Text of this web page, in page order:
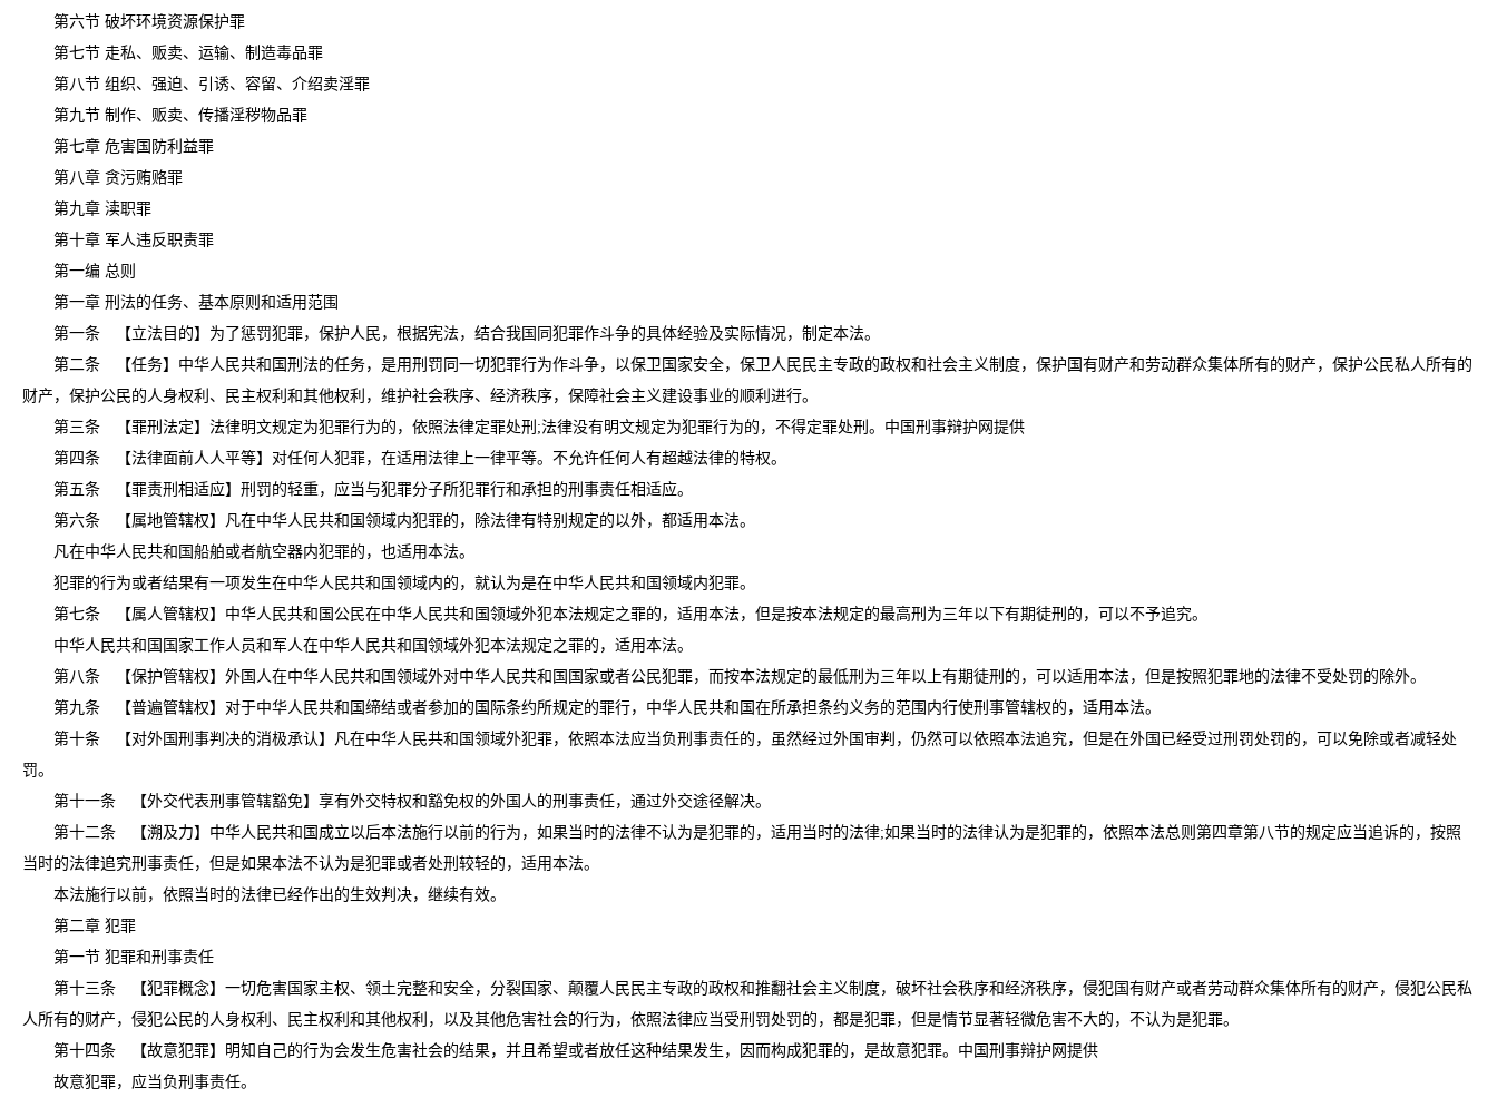
第六节 破坏环境资源保护罪
第七节 走私、贩卖、运输、制造毒品罪
第八节 组织、强迫、引诱、容留、介绍卖淫罪
第九节 制作、贩卖、传播淫秽物品罪
第七章 危害国防利益罪
第八章 贪污贿赂罪
第九章 渎职罪
第十章 军人违反职责罪
第一编 总则
第一章 刑法的任务、基本原则和适用范围
第一条 【立法目的】为了惩罚犯罪，保护人民，根据宪法，结合我国同犯罪作斗争的具体经验及实际情况，制定本法。
第二条 【任务】中华人民共和国刑法的任务，是用刑罚同一切犯罪行为作斗争，以保卫国家安全，保卫人民民主专政的政权和社会主义制度，保护国有财产和劳动群众集体所有的财产，保护公民私人所有的
财产，保护公民的人身权利、民主权利和其他权利，维护社会秩序、经济秩序，保障社会主义建设事业的顺利进行。
第三条 【罪刑法定】法律明文规定为犯罪行为的，依照法律定罪处刑;法律没有明文规定为犯罪行为的，不得定罪处刑。中国刑事辩护网提供
第四条 【法律面前人人平等】对任何人犯罪，在适用法律上一律平等。不允许任何人有超越法律的特权。
第五条 【罪责刑相适应】刑罚的轻重，应当与犯罪分子所犯罪行和承担的刑事责任相适应。
第六条 【属地管辖权】凡在中华人民共和国领域内犯罪的，除法律有特别规定的以外，都适用本法。
凡在中华人民共和国船舶或者航空器内犯罪的，也适用本法。
犯罪的行为或者结果有一项发生在中华人民共和国领域内的，就认为是在中华人民共和国领域内犯罪。
第七条 【属人管辖权】中华人民共和国公民在中华人民共和国领域外犯本法规定之罪的，适用本法，但是按本法规定的最高刑为三年以下有期徒刑的，可以不予追究。
中华人民共和国国家工作人员和军人在中华人民共和国领域外犯本法规定之罪的，适用本法。
第八条 【保护管辖权】外国人在中华人民共和国领域外对中华人民共和国国家或者公民犯罪，而按本法规定的最低刑为三年以上有期徒刑的，可以适用本法，但是按照犯罪地的法律不受处罚的除外。
第九条 【普遍管辖权】对于中华人民共和国缔结或者参加的国际条约所规定的罪行，中华人民共和国在所承担条约义务的范围内行使刑事管辖权的，适用本法。
第十条 【对外国刑事判决的消极承认】凡在中华人民共和国领域外犯罪，依照本法应当负刑事责任的，虽然经过外国审判，仍然可以依照本法追究，但是在外国已经受过刑罚处罚的，可以免除或者减轻处
罚。
第十一条 【外交代表刑事管辖豁免】享有外交特权和豁免权的外国人的刑事责任，通过外交途径解决。
第十二条 【溯及力】中华人民共和国成立以后本法施行以前的行为，如果当时的法律不认为是犯罪的，适用当时的法律;如果当时的法律认为是犯罪的，依照本法总则第四章第八节的规定应当追诉的，按照
当时的法律追究刑事责任，但是如果本法不认为是犯罪或者处刑较轻的，适用本法。
本法施行以前，依照当时的法律已经作出的生效判决，继续有效。
第二章 犯罪
第一节 犯罪和刑事责任
第十三条 【犯罪概念】一切危害国家主权、领土完整和安全，分裂国家、颠覆人民民主专政的政权和推翻社会主义制度，破坏社会秩序和经济秩序，侵犯国有财产或者劳动群众集体所有的财产，侵犯公民私
人所有的财产，侵犯公民的人身权利、民主权利和其他权利，以及其他危害社会的行为，依照法律应当受刑罚处罚的，都是犯罪，但是情节显著轻微危害不大的，不认为是犯罪。
第十四条 【故意犯罪】明知自己的行为会发生危害社会的结果，并且希望或者放任这种结果发生，因而构成犯罪的，是故意犯罪。中国刑事辩护网提供
故意犯罪，应当负刑事责任。